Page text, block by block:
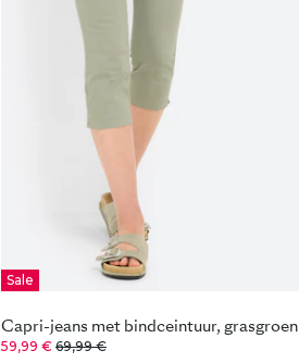
Sale
Capri-jeans met bindceintuur, grasgroen
59,99 € 69,99 €